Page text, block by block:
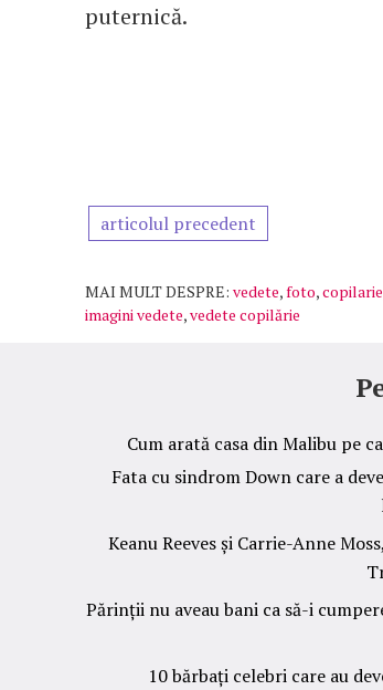
puternică.
articolul precedent
MAI MULT DESPRE: vedete,foto,copilarie
imagini vedete,vedete copilărie
Cum arată casa din Malibu pe
Fata cu sindrom Down care a
Keanu Reeves și Carrie-Anne
Părinții nu aveau bani ca să-i
10 bărbați celebri care au